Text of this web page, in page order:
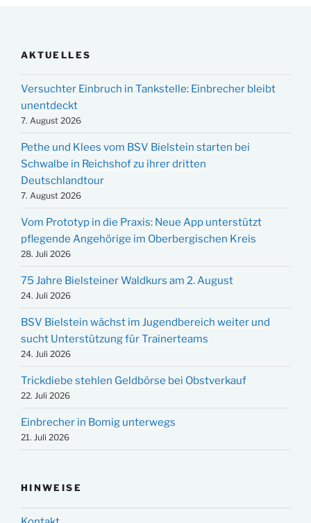
AKTUELLES
Versuchter Einbruch in Tankstelle: Einbrecher bleibt
unentdeckt
7. August 2026
Pethe und Klees vom BSV Bielstein starten bei
Schwalbe in Reichshof zu ihrer dritten
Deutschlandtour
7. August 2026
Vom Prototyp in die Praxis: Neue App unterstützt
pflegende Angehörige im Oberbergischen Kreis
28. Juli 2026
75 Jahre Bielsteiner Waldkurs am 2. August
24. Juli 2026
BSV Bielstein wächst im Jugendbereich weiter und
sucht Unterstützung für Trainerteams
24. Juli 2026
Trickdiebe stehlen Geldbörse bei Obstverkauf
22. Juli 2026
Einbrecher in Bomig unterwegs
21. Juli 2026
HINWEISE